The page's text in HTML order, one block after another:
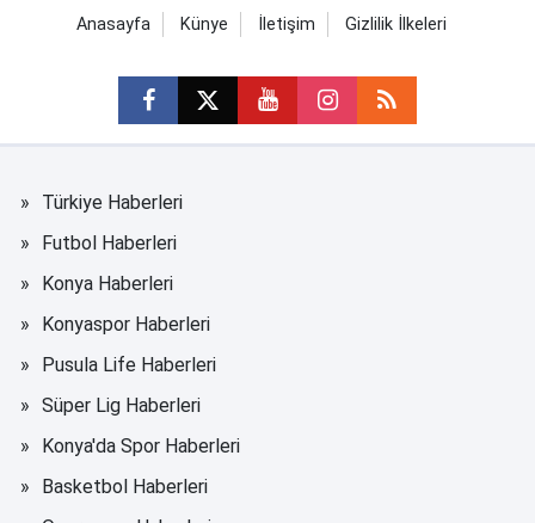
Anasayfa Künye İletişim Gizlilik İlkeleri
Türkiye Haberleri
Futbol Haberleri
Konya Haberleri
Konyaspor Haberleri
Pusula Life Haberleri
Süper Lig Haberleri
Konya'da Spor Haberleri
Basketbol Haberleri